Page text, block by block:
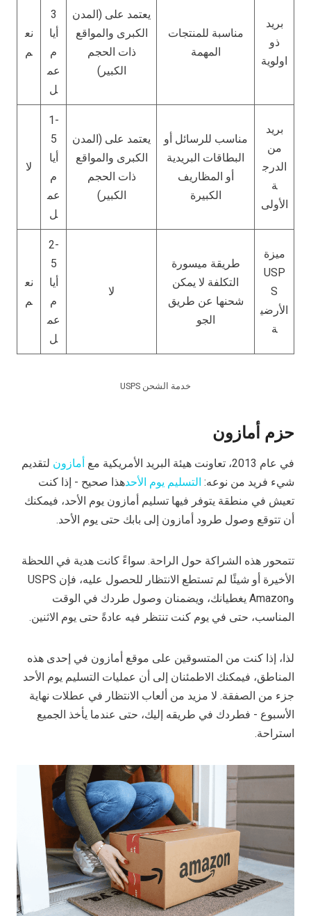
بريد
ذو
اولوية
مناسبة للمنتجات
المهمة
يعتمد على (المدن
الكبرى والمواقع
ذات الحجم
الكبير)
3
أيا
م
عم
ل
نع
م
بريد
من
الدرج
ة
الأولى
مناسب للرسائل أو
البطاقات البريدية
أو المظاريف
الكبيرة
يعتمد على (المدن
الكبرى والمواقع
ذات الحجم
الكبير)
1-
5
أيا
م
عم
ل
لا
ميزة
USP
S
الأرضي
ة
طريقة ميسورة
التكلفة لا يمكن
شحنها عن طريق
الجو
لا
2-
5
أيا
م
عم
ل
نع
م
خدمة الشحن USPS
حزم أمازون
في عام 2013، تعاونت هيئة البريد الأمريكية مع أمازون لتقديم
شيء فريد من نوعه: التسليم يوم الأحدهذا صحيح - إذا كنت
تعيش في منطقة يتوفر فيها تسليم أمازون يوم الأحد، فيمكنك
أن تتوقع وصول طرود أمازون إلى بابك حتى يوم الأحد.
تتمحور هذه الشراكة حول الراحة. سواءً كانت هدية في اللحظة
الأخيرة أو شيئًا لم تستطع الانتظار للحصول عليه، فإن USPS
وAmazon يغطيانك، ويضمنان وصول طردك في الوقت
المناسب، حتى في يوم كنت تنتظر فيه عادةً حتى يوم الاثنين.
لذا، إذا كنت من المتسوقين على موقع أمازون في إحدى هذه
المناطق، فيمكنك الاطمئنان إلى أن عمليات التسليم يوم الأحد
جزء من الصفقة. لا مزيد من ألعاب الانتظار في عطلات نهاية
الأسبوع - فطردك في طريقه إليك، حتى عندما يأخذ الجميع
استراحة.